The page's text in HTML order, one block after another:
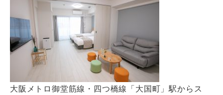
大阪メトロ御堂筋線・四つ橋線「大国町」駅からス